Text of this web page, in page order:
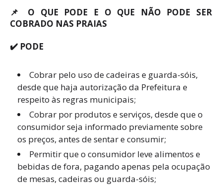
📌 O QUE PODE E O QUE NÃO PODE SER
COBRADO NAS PRAIAS
✔️ PODE
Cobrar pelo uso de cadeiras e guarda-sóis,
desde que haja autorização da Prefeitura e
respeito às regras municipais;
Cobrar por produtos e serviços, desde que o
consumidor seja informado previamente sobre
os preços, antes de sentar e consumir;
Permitir que o consumidor leve alimentos e
bebidas de fora, pagando apenas pela ocupação
de mesas, cadeiras ou guarda-sóis;